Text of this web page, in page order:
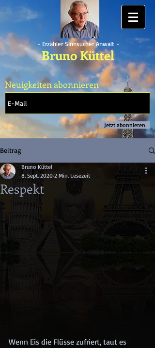
- Erzähler Sinnsucher Anwalt -
Bruno Küttel
Neuigkeiten abonnieren
Jetzt abonnieren
Beitrag
Respekt
Bruno Küttel
8. Sept. 2020 2 Min. Lesezeit
Wenn Eis die Flüsse zufriert, taut es